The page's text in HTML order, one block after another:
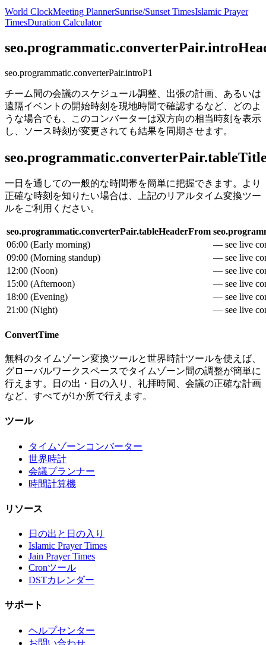
World ClockMeeting PlannerSunrise/Sunset TimesIslamic Prayer
TimesDuration Calculator
seo.programmatic.converterPair.introP1
チーム間の会議のスケジュール調整、出張の計画、あるいは
遠隔イベントの開始時刻を現地時間で確認するなど、どのよ
うな場合でも、このコンバーターは双方向の相当時刻を表示
し、ソース時刻が変更されても結果を同期させます。
一日を通しての一般的な時間帯を簡単に把握できます。より
正確な時刻を知りたい場合は、上記のリアルタイム変換ツー
ルをご利用ください。
seo.programmatic.converterPair.tableHeaderFrom
06:00 (Early morning)
— see live
09:00 (Morning standup)
— see live
12:00 (Noon)
— see live
15:00 (Afternoon)
— see live
18:00 (Evening)
— see live
21:00 (Night) — see live
ConvertTime
無料のタイムゾーン変換ツールと世界時計ツールを使えば、
グローバルワークスペースでタイムゾーン間の調整が簡単に
行えます。日の出・日の入り、礼拝時間、会議の正確な計画
など、すべてが1か所で行えます。
ツール
タイムゾーンコンバーター
世界時計
会議プランナー
時間計算機
リソース
日の出と日の入り
Islamic Prayer Times
Jain Prayer Times
Cronツール
DSTカレンダー
サポート
ヘルプセンター
お問い合わせ